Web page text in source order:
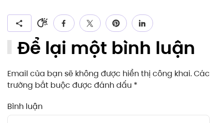
Để lại một bình luận
Email của bạn sẽ không được hiển thị công khai. Các
trường bắt buộc được đánh dấu *
Bình luận